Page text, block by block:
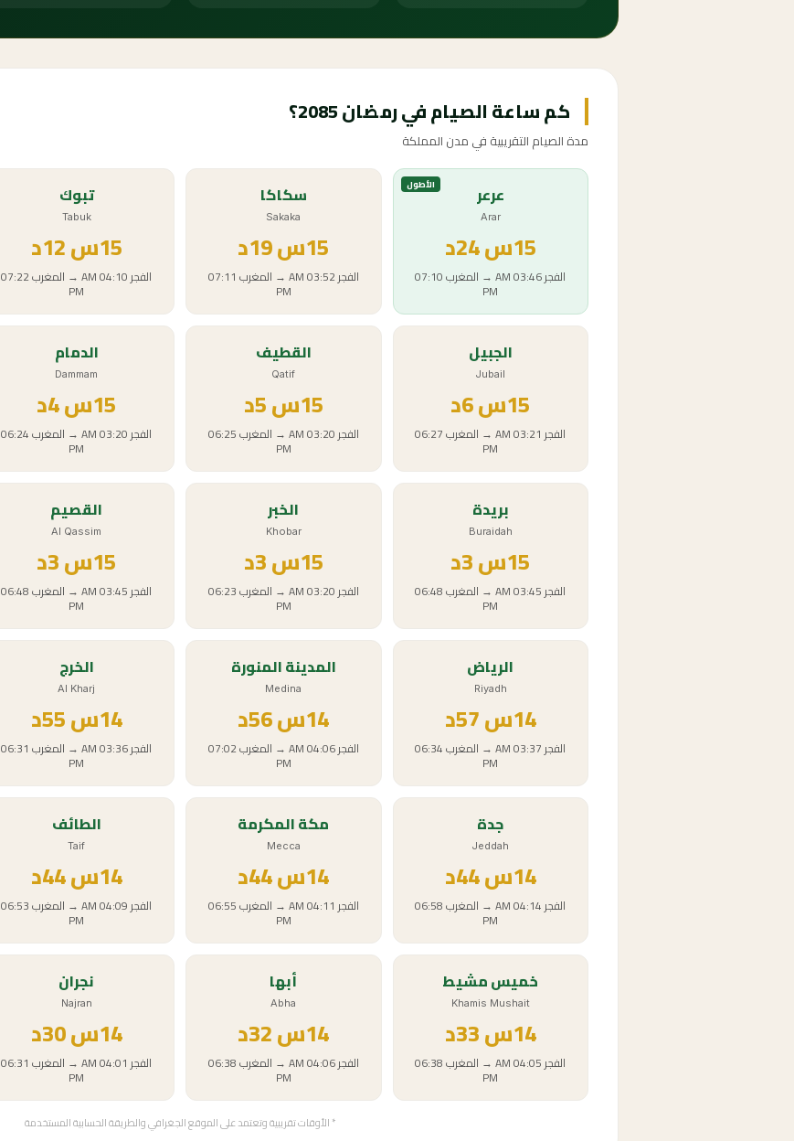
كم ساعة الصيام في رمضان 2085؟
مدة الصيام التقريبية في مدن المملكة
الأطول عرعر
Arar
15س24د
الفجر03:46 AM
→ المغرب07:10
PM
سكاكا
Sakaka
15س
الفجر03:52 AM
→ المغرب 07:11
PM
تبوك
Tabuk
15س
الفجر04:10 AM
→ المغرب07:22
PM
الجبيل
Jubail
15س
الفجر 03:21 AM
→ المغرب06:27
PM
القطيف
Qatif
15س
الفجر03:20 AM
→ المغرب06:25
PM
الدمام
Dammam
15س
الفجر03:20 AM
→ المغرب06:24
PM
بريدة
Buraidah
15س
الفجر03:45 AM
→ المغرب06:48
PM
الخبر
Khobar
15س
الفجر03:20 AM
→ المغرب06:23
PM
القصيم
Al Qassim
15س
الفجر03:45 AM
→ المغرب06:48
PM
الرياض
Riyadh
14س
الفجر03:37 AM
→ المغرب06:34
PM
المدينة المنورة
Medina
14س
الفجر04:06 AM
→ المغرب07:02
PM
الخرج
Al Kharj
14س
الفجر03:36 AM
→ المغرب 06:31
PM
جدة
Jeddah
14س44د
الفجر04:14 AM
→ المغرب06:58
PM
مكة المكرمة
Mecca
14س
الفجر 04:11 AM
→ المغرب06:55
PM
الطائف
Taif
14س44د
الفجر04:09 AM
→ المغرب06:53
PM
خميس مشيط
Khamis Mushait
14س
الفجر04:05 AM
→ المغرب06:38
PM
أبها
Abha
14س
الفجر04:06 AM
→ المغرب06:38
PM
نجران
Najran
14س30د
الفجر 04:01 AM
→ المغرب 06:31
PM
* الأوقات تقريبية وتعتمد على الموقع الجغرافي والطريقة الحسابية المستخدمة